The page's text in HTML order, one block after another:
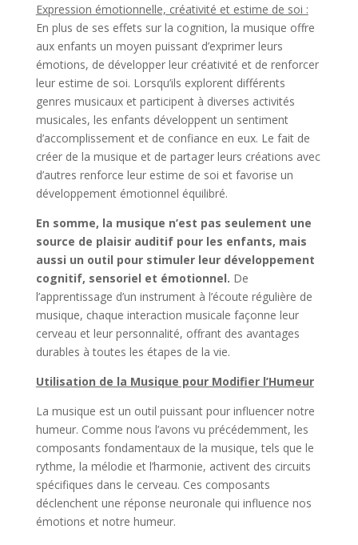
Expression émotionnelle, créativité et estime de soi :
En plus de ses effets sur la cognition, la musique offre
aux enfants un moyen puissant d’exprimer leurs
émotions, de développer leur créativité et de renforcer
leur estime de soi. Lorsqu’ils explorent différents
genres musicaux et participent à diverses activités
musicales, les enfants développent un sentiment
d’accomplissement et de confiance en eux. Le fait de
créer de la musique et de partager leurs créations avec
d’autres renforce leur estime de soi et favorise un
développement émotionnel équilibré.
En somme, la musique n’est pas seulement une
source de plaisir auditif pour les enfants, mais
aussi un outil pour stimuler leur développement
cognitif, sensoriel et émotionnel. De
l’apprentissage d’un instrument à l’écoute régulière de
musique, chaque interaction musicale façonne leur
cerveau et leur personnalité, offrant des avantages
durables à toutes les étapes de la vie.
Utilisation de la Musique pour Modifier l’Humeur
La musique est un outil puissant pour influencer notre
humeur. Comme nous l’avons vu précédemment, les
composants fondamentaux de la musique, tels que le
rythme, la mélodie et l’harmonie, activent des circuits
spécifiques dans le cerveau. Ces composants
déclenchent une réponse neuronale qui influence nos
émotions et notre humeur.